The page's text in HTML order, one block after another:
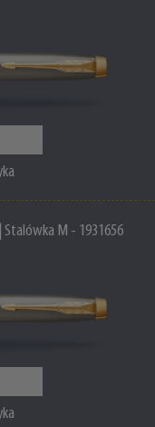
Stalówka M - 1931656